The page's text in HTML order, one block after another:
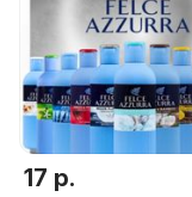
17 р.